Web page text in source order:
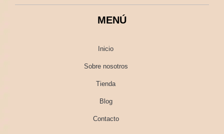
MENÚ
Inicio
Sobre nosotros
Tienda
Blog
Contacto